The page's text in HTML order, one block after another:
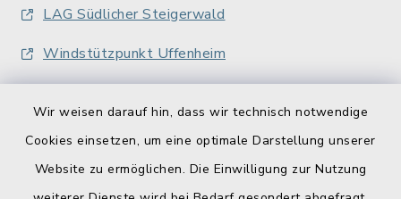
Wir weisen darauf hin, dass wir technisch notwendige
Cookies einsetzen, um eine optimale Darstellung unserer
Website zu ermöglichen. Die Einwilligung zur Nutzung
LAG Südlicher Steigerwald
Windstützpunkt Uffenheim